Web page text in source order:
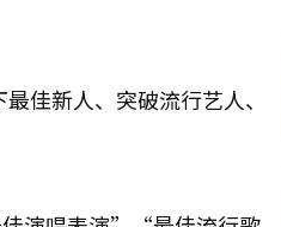
佳新人、突破流行艺人、